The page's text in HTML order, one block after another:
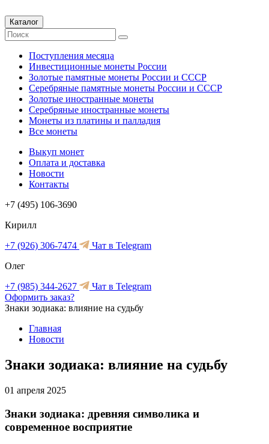
Каталог
Поступления месяца
Инвестиционные монеты России
Золотые памятные монеты России и СССР
Серебряные памятные монеты России и СССР
Золотые иностранные монеты
Серебряные иностранные монеты
Монеты из платины и палладия
Все монеты
Выкуп монет
Оплата и доставка
Новости
Контакты
+7 (495) 106-3690
Кирилл
+7 (926) 306-7474
Чат в Telegram
Олег
+7 (985) 344-2627
Чат в Telegram
Оформить заказ?
Знаки зодиака: влияние на судьбу
Главная
Новости
Знаки зодиака: влияние на судьбу
01 апреля 2025
Знаки зодиака: древняя символика и
современное восприятие